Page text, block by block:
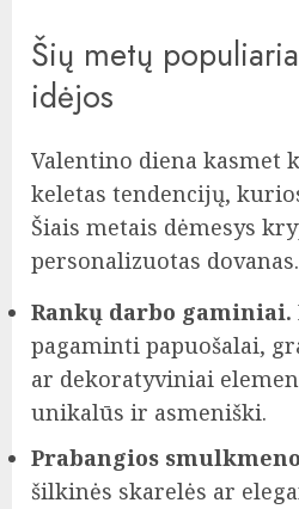
Šių metų
idėjos
Valentino diena kasmet
keletas tendencijų,
Šiais metais dėmesys
personalizuotas dovanas.
Rankų darbo gaminiai.
pagaminti papuošalai,
ar dekoratyviniai
unikalūs ir asmeniški.
Prabangios
šilkinės skarelės ar